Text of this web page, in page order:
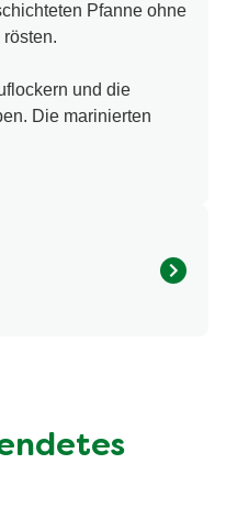
Pfanne ohne
und die
Die marinierten